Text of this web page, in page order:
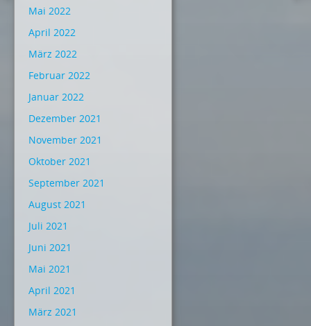
Mai 2022
April 2022
März 2022
Februar 2022
Januar 2022
Dezember 2021
November 2021
Oktober 2021
September 2021
August 2021
Juli 2021
Juni 2021
Mai 2021
April 2021
März 2021